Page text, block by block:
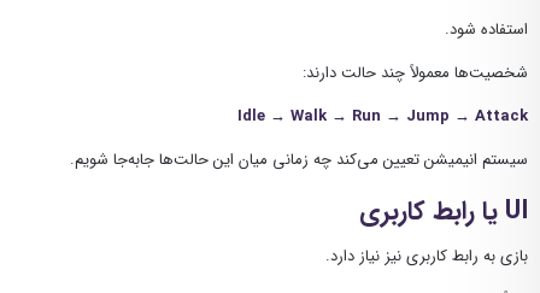
استفاده شود.
شخصیت‌ها معمولاً چند حالت دارند:
Idle → Walk → Run → Jump → Attack
سیستم انیمیشن تعیین می‌کند چه زمانی میان این حالت‌ها جابه‌جا شویم.
UI یا رابط کاربری
بازی به رابط کاربری نیز نیاز دارد.